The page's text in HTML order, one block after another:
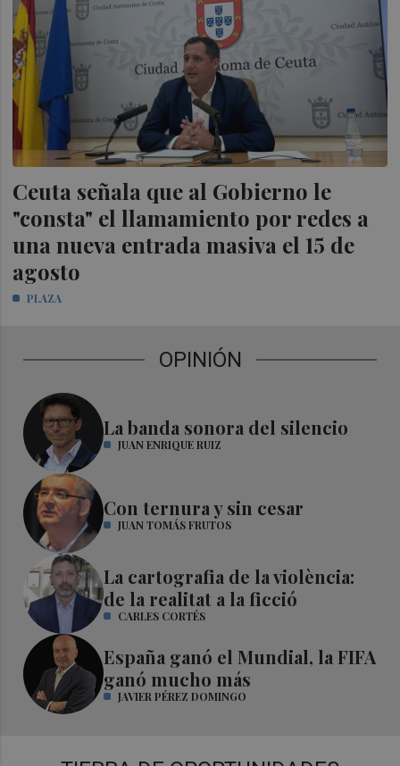
Ceuta señala que al Gobierno le
"consta" el llamamiento por redes a
una nueva entrada masiva el 15 de
agosto
PLAZA
OPINIÓN
La banda sonora del silencio
JUAN ENRIQUE RUIZ
Con ternura y sin cesar
JUAN TOMÁS FRUTOS
La cartografia de la violència:
de la realitat a la ficció
CARLES CORTÉS
España ganó el Mundial, la FIFA
ganó mucho más
JAVIER PÉREZ DOMINGO